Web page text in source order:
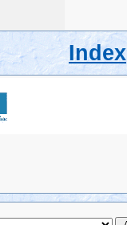
Index